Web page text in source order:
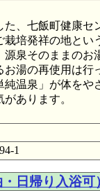
た、七飯町健康セ
培発祥の地とい
泉そのままのお
お湯の再使用は行
温泉」が体をや
あります。
1
日帰り入浴可